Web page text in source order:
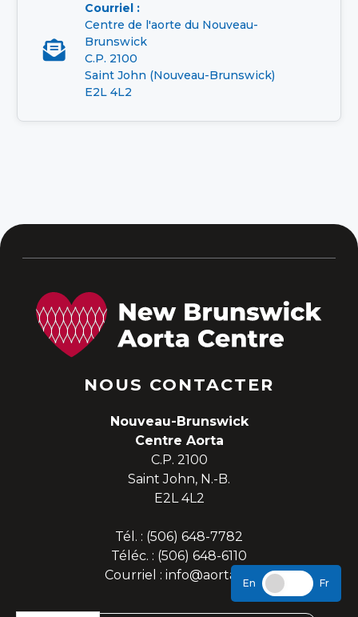

Courriel :
Centre de l'aorte du Nouveau-
Brunswick
C.P. 2100
Saint John (Nouveau-Brunswick)
E2L 4L2
NOUS CONTACTER
Nouveau-Brunswick
Centre Aorta
C.P. 2100
Saint John, N.-B.
E2L 4L2
Tél. : (506) 648-7782
Téléc. : (506) 648-6110
Courriel : info@aorta.ca
En Fr